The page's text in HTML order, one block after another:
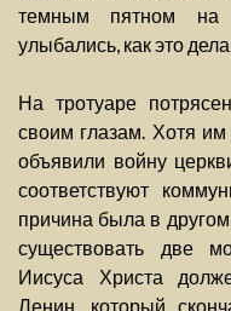
темным пятном на
улыбались, как это
На тротуаре
своим глазам. Хотя
объявили войну
соответствуют
причина была в
существовать две
Иисуса Христа
Ленин, который